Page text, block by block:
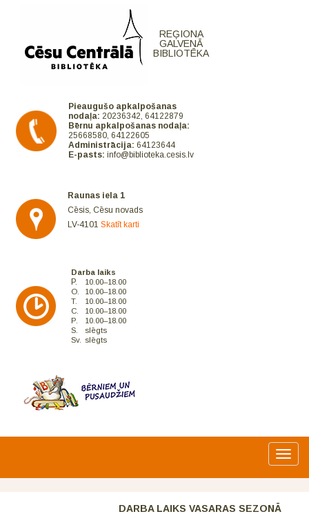
REĢIONA
GALVENĀ
BIBLIOTĒKA
Pieaugušo apkalpošanas
nodaļa: 20236342, 64122879
Bērnu apkalpošanas nodaļa:
25668580, 64122605
Administrācija: 64123644
E-pasts: info@biblioteka.cesis.lv
Raunas iela 1
Cēsis, Cēsu novads
LV-4101Skatīt karti
Darba laiks
P.
10.00–18.00
O.
10.00–18.00
T.
10.00–18.00
C.
10.00–18.00
P.
10.00–18.00
S.
slēgts
Sv.
slēgts
DARBA LAIKS VASARAS SEZONĀ